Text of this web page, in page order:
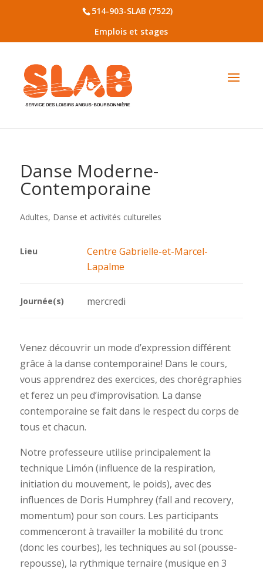
514-903-SLAB (7522)
Emplois et stages
Danse Moderne-
Contemporaine
Adultes, Danse et activités culturelles
Lieu
Centre Gabrielle-et-Marcel-
Lapalme
Journée(s) mercredi
Venez découvrir un mode d’expression différent
grâce à la danse contemporaine! Dans le cours,
vous apprendrez des exercices, des chorégraphies
et ferez un peu d’improvisation. La danse
contemporaine se fait dans le respect du corps de
tous et chacun.
Notre professeure utilise principalement la
technique Limón (influence de la respiration,
initiation du mouvement, le poids), avec des
influences de Doris Humphrey (fall and recovery,
momentum) pour son cours. Les participants
commenceront à travailler la mobilité du tronc
(donc les courbes), les techniques au sol (pousse-
repousse), la rythmique ternaire (musique en 3